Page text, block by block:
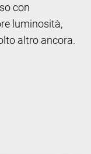
con
luminosità,
altro ancora.